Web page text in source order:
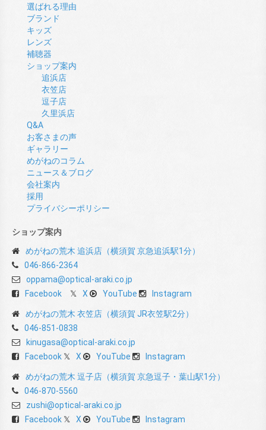
選ばれる理由
ブランド
キッズ
レンズ
補聴器
ショップ案内
追浜店
衣笠店
逗子店
久里浜店
Q&A
お客さまの声
ギャラリー
めがねのコラム
ニュース＆ブログ
会社案内
採用
プライバシーポリシー
ショップ案内
めがねの荒木 追浜店（横須賀 京急追浜駅1分）
046-866-2364
oppama@optical-araki.co.jp
Facebook
X YouTube Instagram
めがねの荒木 衣笠店（横須賀 JR衣笠駅2分）
046-851-0838
kinugasa@optical-araki.co.jp
Facebook
X YouTube Instagram
めがねの荒木 逗子店（横須賀 京急逗子・葉山駅1分）
046-870-5560
zushi@optical-araki.co.jp
Facebook
X YouTube Instagram